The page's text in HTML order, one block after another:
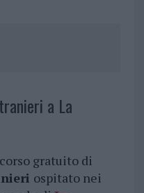
a La
gratuito di
ospitato nei